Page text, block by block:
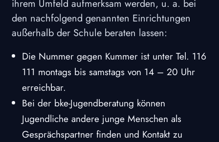
ihrem Umfeld aufmerksam werden, u. a. bei
den nachfolgend genannten Einrichtungen
außerhalb der Schule beraten lassen:
Die Nummer gegen Kummer ist unter Tel. 116
111 montags bis samstags von 14 – 20 Uhr
erreichbar.
Bei der bke-Jugendberatung können
Jugendliche andere junge Menschen als
Gesprächspartner finden und Kontakt zu